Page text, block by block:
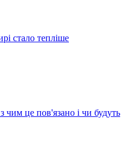
стало тепліше
чим це пов'язано і чи будуть